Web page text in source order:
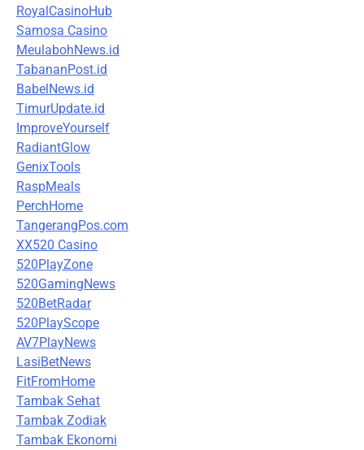
RoyalCasinoHub
Samosa Casino
MeulabohNews.id
TabananPost.id
BabelNews.id
TimurUpdate.id
ImproveYourself
RadiantGlow
GenixTools
RaspMeals
PerchHome
TangerangPos.com
XX520 Casino
520PlayZone
520GamingNews
520BetRadar
520PlayScope
AV7PlayNews
LasiBetNews
FitFromHome
Tambak Sehat
Tambak Zodiak
Tambak Ekonomi